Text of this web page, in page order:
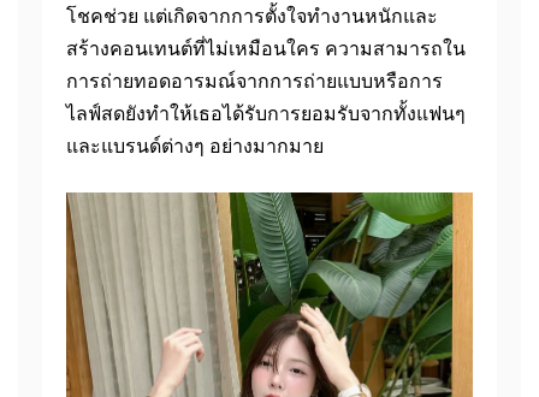
โชคช่วย แต่เกิดจากการตั้งใจทำงานหนักและ
สร้างคอนเทนต์ที่ไม่เหมือนใคร ความสามารถใน
การถ่ายทอดอารมณ์จากการถ่ายแบบหรือการ
ไลฟ์สดยังทำให้เธอได้รับการยอมรับจากทั้งแฟนๆ
และแบรนด์ต่างๆ อย่างมากมาย